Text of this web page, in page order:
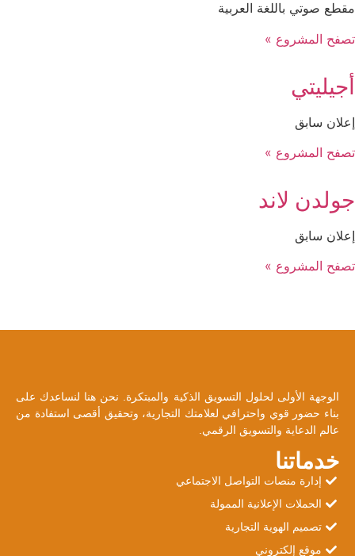
مقطع صوتي باللغة العربية
تصفح المشروع »
أجيليتي
إعلان سابق
تصفح المشروع »
جولدن لاند
إعلان سابق
تصفح المشروع »
الوجهة الأولى لحلول التسويق الذكية والمبتكرة. نحن هنا لنساعدك على
بناء حضور قوي واحترافي لعلامتك التجارية، وتحقيق أقصى استفادة من
عالم الدعاية والتسويق الرقمي.
خدماتنا
إدارة منصات التواصل الاجتماعي
الحملات الإعلانية الممولة
تصميم الهوية التجارية
موقع إلكتروني